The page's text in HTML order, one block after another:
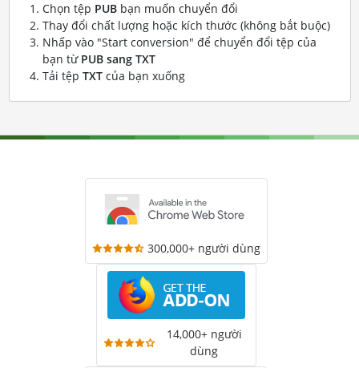
Chọn tệp PUBbạn muốn chuyển đổi
Thay đổi chất lượng hoặc kích thước (không bắt buộc)
Nhấp vào "Start conversion" để chuyển đổi tệp của
bạn từ PUB sang TXT
Tải tệp TXTcủa bạn xuống
300,000+ người dùng
14,000+ người
dùng